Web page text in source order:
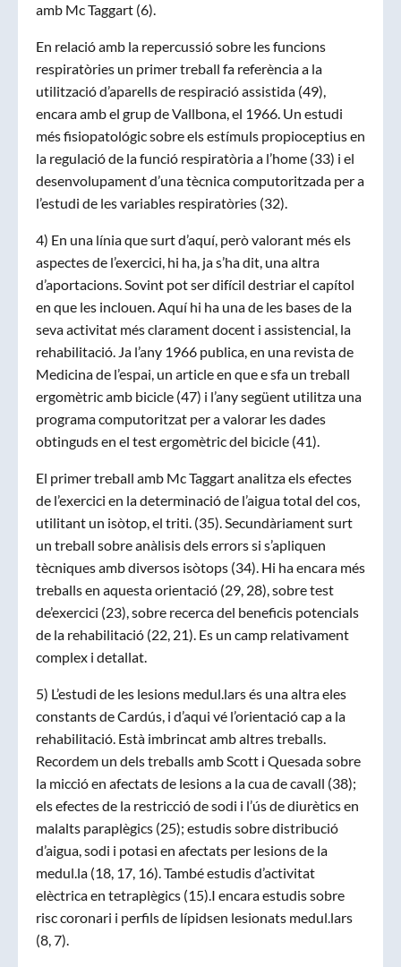
amb Mc Taggart (6).
En relació amb la repercussió sobre les funcions
respiratòries un primer treball fa referència a la
utilització d’aparells de respiració assistida (49),
encara amb el grup de Vallbona, el 1966. Un estudi
més fisiopatológic sobre els estímuls propioceptius en
la regulació de la funció respiratòria a l’home (33) i el
desenvolupament d’una tècnica computoritzada per a
l’estudi de les variables respiratòries (32).
4) En una línia que surt d’aquí, però valorant més els
aspectes de l’exercici, hi ha, ja s’ha dit, una altra
d’aportacions. Sovint pot ser difícil destriar el capítol
en que les inclouen. Aquí hi ha una de les bases de la
seva activitat més clarament docent i assistencial, la
rehabilitació. Ja l’any 1966 publica, en una revista de
Medicina de l’espai, un article en que e sfa un treball
ergomètric amb bicicle (47) i l’any següent utilitza una
programa computoritzat per a valorar les dades
obtinguds en el test ergomètric del bicicle (41).
El primer treball amb Mc Taggart analitza els efectes
de l’exercici en la determinació de l’aigua total del cos,
utilitant un isòtop, el triti. (35). Secundàriament surt
un treball sobre anàlisis dels errors si s’apliquen
tècniques amb diversos isòtops (34). Hi ha encara més
treballs en aquesta orientació (29, 28), sobre test
de’exercici (23), sobre recerca del beneficis potencials
de la rehabilitació (22, 21). Es un camp relativament
complex i detallat.
5) L’estudi de les lesions medul.lars és una altra eles
constants de Cardús, i d’aqui vé l’orientació cap a la
rehabilitació. Està imbrincat amb altres treballs.
Recordem un dels treballs amb Scott i Quesada sobre
la micció en afectats de lesions a la cua de cavall (38);
els efectes de la restricció de sodi i l’ús de diurètics en
malalts paraplègics (25); estudis sobre distribució
d’aigua, sodi i potasi en afectats per lesions de la
medul.la (18, 17, 16). També estudis d’activitat
elèctrica en tetraplègics (15).I encara estudis sobre
risc coronari i perfils de lípidsen lesionats medul.lars
(8, 7).